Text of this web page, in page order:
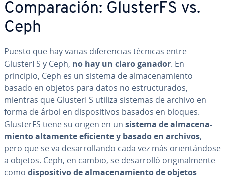
Co­m­pa­ra­ción: GlusterFS vs.
Ceph
Puesto que hay varias di­fe­re­n­cias técnicas entre
GlusterFS y Ceph, no hay un claro ganador. En
principio, Ceph es un sistema de al­ma­ce­na­mie­n­to
basado en objetos para datos no es­tru­c­tu­ra­dos,
mientras que GlusterFS utiliza sistemas de archivo en
forma de árbol en di­s­po­si­ti­vos basados en bloques.
GlusterFS tiene su origen en un sistema de al­ma­ce­na­
mie­n­to altamente eficiente y basado en archivos,
pero que se va de­sa­rro­lla­n­do cada vez más orie­n­tá­n­do­se
a objetos. Ceph, en cambio, se de­sa­rro­lló ori­gi­na­l­me­n­te
como di­s­po­si­ti­vo de al­ma­ce­na­mie­n­to de objetos